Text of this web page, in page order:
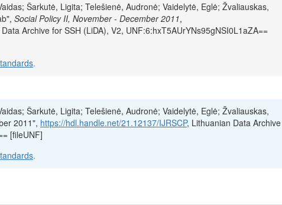
Šarkutė, Ligita; Telešienė, Audronė; Vaidelytė, Eglė; Žvaliauskas,
Social Policy II, November - December 2011,
Archive for SSH (LiDA), V2, UNF:6:hxT5AUrYNs95gNSI0L1aZA==
.
Šarkutė, Ligita; Telešienė, Audronė; Vaidelytė, Eglė; Žvaliauskas,
2011", https://hdl.handle.net/21.12137/IJRSCP, Lithuanian Data
[fileUNF]
.